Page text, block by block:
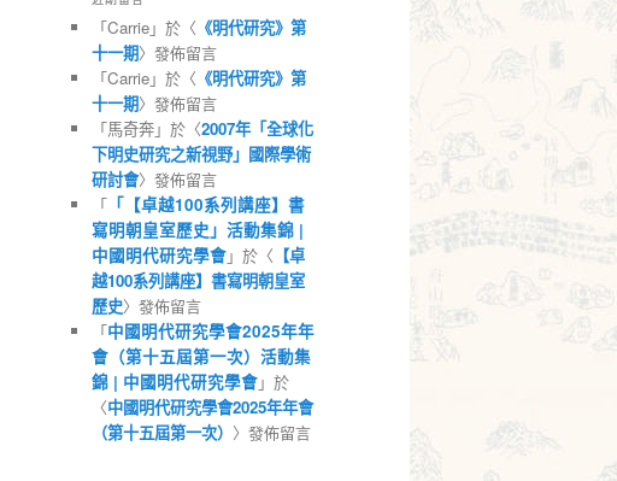
「Carrie」於〈 《明代研究》第
十一期〉發佈留言
「Carrie」於〈 《明代研究》第
十一期〉發佈留言
「馬奇奔」於〈2007年「全球化
下明史研究之新視野」國際學術
研討會〉發佈留言
「 「【卓越100系列講座】書
寫明朝皇室歷史」活動集錦 |
中國明代研究學會」於〈 【卓
越100系列講座】書寫明朝皇室
歷史〉發佈留言
「中國明代研究學會2025年年
會（第十五屆第一次）活動集
錦 | 中國明代研究學會」於
〈中國明代研究學會2025年年會
（第十五屆第一次） 〉發佈留言